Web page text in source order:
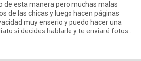
de esta manera pero muchas malas
de las chicas y luego hacen páginas
muy enserio y puedo hacer una
si decides hablarle y te enviaré fotos